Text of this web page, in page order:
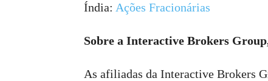
Índia: Ações Fracionárias
Sobre a Interactive Brokers
As afiliadas da Interactive Brokers